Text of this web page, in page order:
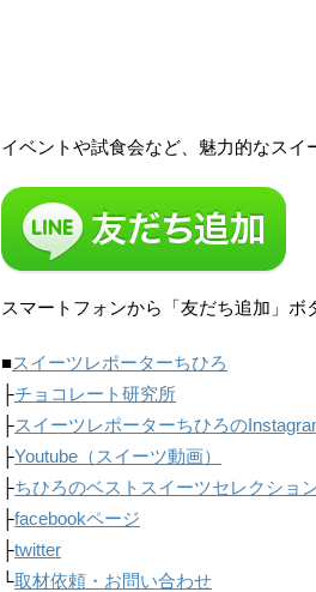
イベントや試食会など、魅力的なスイ
スマートフォンから「友だち追加」ボ
■スイーツレポーターちひろ
├チョコレート研究所
├スイーツレポーターちひろの
├Youtube（スイーツ動画）
├ちひろのベストスイーツセレクショ
├facebookページ
├twitter
└取材依頼・お問い合わせ